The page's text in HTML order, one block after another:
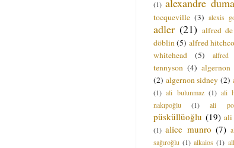
(1)
tocqueville (3) alexis
adler (21) alfred
döblin (5) alfred
whitehead
(5) alfred
tennyson (4) algernon
(2) algernon sidney (2)
(1) ali bulunmaz (1) ali
nakıpoğlu
(1) ali
püsküllüoğlu (19) ali
(1) alice munro (7)
sağıroğlu (1) alkaios (1)